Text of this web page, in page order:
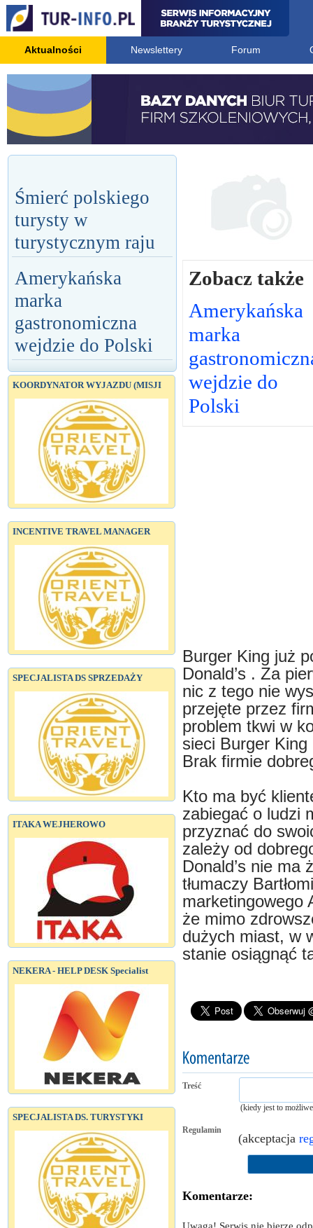
Aktualności Newslettery Forum
Śmierć polskiego
turysty w
turystycznym raju
Amerykańska
marka
gastronomiczna
wejdzie do Polski
KOORDYNATOR WYJAZDU (MISJI
INCENTIVE TRAVEL MANAGER
SPECJALISTA DS SPRZEDAŻY
ITAKA WEJHEROWO
NEKERA - HELP DESK Specialist
SPECJALISTA DS. TURYSTYKI
Zobacz także
Amerykańska
marka
wejdzie do
Polski
Burger King już
Donald’s . Za
nic z tego nie
przejęte przez
problem tkwi w
sieci Burger King
Brak firmie
Kto ma być
zabiegać o ludzi
przyznać do
zależy od
Donald’s nie ma
tłumaczy
marketingowego
że mimo
dużych miast, w
stanie osiągnąć
Treść
(kiedy jest to
Regulamin
(akceptacja
Komentarze:
Uwaga! Serwis nie bierze